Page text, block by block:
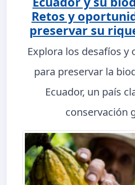
Retos y
preservar su
Explora los desafíos y
para preservar la
Ecuador, un país
conservación